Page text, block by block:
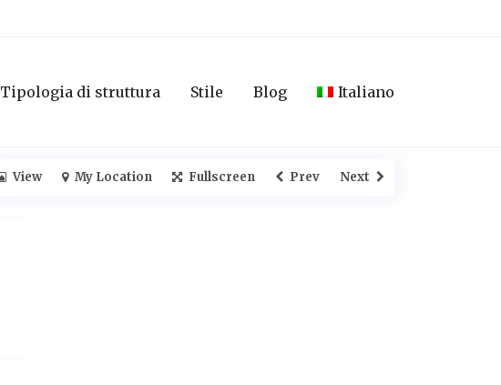
Tipologia di struttura Stile Blog Italiano
View My Location Fullscreen Prev Next